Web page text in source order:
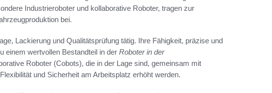
Industrieroboter und kollaborative Roboter, tragen zur
bei.
Lackierung und Qualitätsprüfung tätig. Ihre Fähigkeit, präzise und
einem wertvollen Bestandteil in der Roboter in der
Roboter (Cobots), die in der Lage sind, gemeinsam mit
und Sicherheit am Arbeitsplatz erhöht werden.